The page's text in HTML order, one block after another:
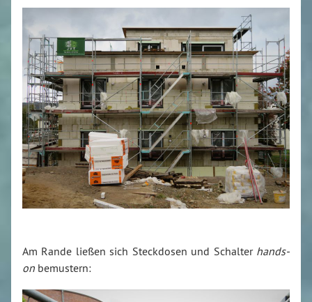
Am Rande ließen sich Steckdosen und Schalter hands-
on bemustern: